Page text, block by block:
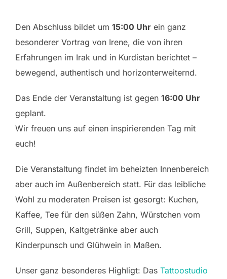
Den Abschluss bildet um 15:00 Uhr ein ganz
besonderer Vortrag von Irene, die von ihren
Erfahrungen im Irak und in Kurdistan berichtet –
bewegend, authentisch und horizonterweiternd.
Das Ende der Veranstaltung ist gegen 16:00 Uhr
geplant.
Wir freuen uns auf einen inspirierenden Tag mit
euch!
Die Veranstaltung findet im beheizten Innenbereich
aber auch im Außenbereich statt. Für das leibliche
Wohl zu moderaten Preisen ist gesorgt: Kuchen,
Kaffee, Tee für den süßen Zahn, Würstchen vom
Grill, Suppen, Kaltgetränke aber auch
Kinderpunsch und Glühwein in Maßen.
Unser ganz besonderes Highligt: Das Tattoostudio